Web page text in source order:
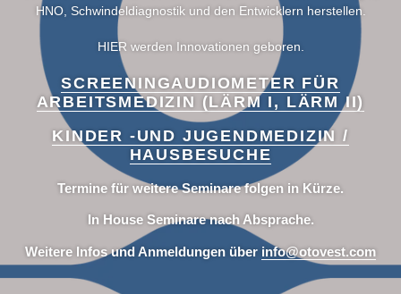
HNO, Schwindeldiagnostik und den Entwicklern herstellen.
HIER werden Innovationen geboren.
SCREENINGAUDIOMETER FÜR
ARBEITSMEDIZIN (LÄRM I, LÄRM II)
KINDER -UND JUGENDMEDIZIN /
HAUSBESUCHE
Termine für weitere Seminare folgen in Kürze.
In House Seminare nach Absprache.
Weitere Infos und Anmeldungen über info@otovest.com